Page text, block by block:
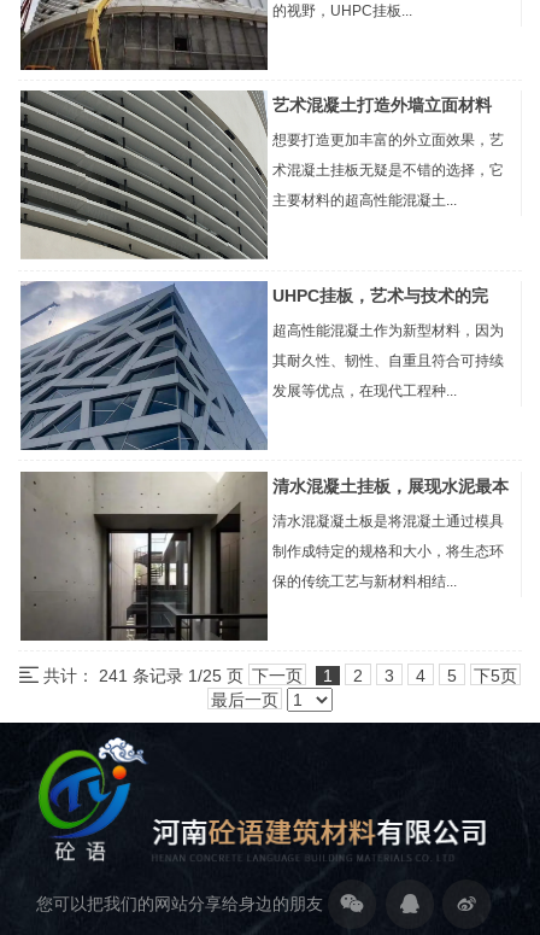
的视野，UHPC挂板...
艺术混凝土打造外墙立面材料
想要打造更加丰富的外立面效果，艺
术混凝土挂板无疑是不错的选择，它
主要材料的超高性能混凝土...
UHPC挂板，艺术与技术的完
超高性能混凝土作为新型材料，因为
其耐久性、韧性、自重且符合可持续
发展等优点，在现代工程种...
清水混凝土挂板，展现水泥最本
清水混凝凝土板是将混凝土通过模具
制作成特定的规格和大小，将生态环
保的传统工艺与新材料相结...
共计： 241 条记录 1/25 页 下一页 1 2 3 4 5
下5页
最后一页
您可以把我们的网站分享给身边的朋友